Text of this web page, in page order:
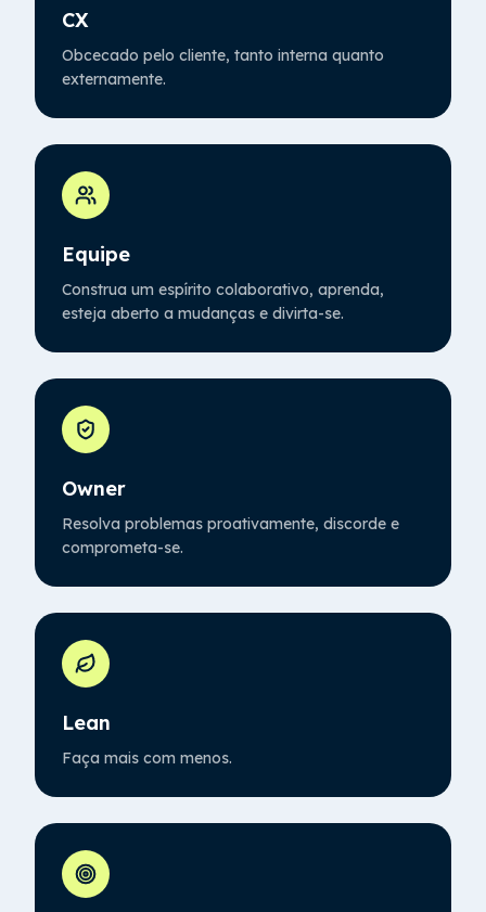
CX
Obcecado pelo cliente, tanto interna quanto
externamente.
Equipe
Construa um espírito colaborativo, aprenda,
esteja aberto a mudanças e divirta-se.
Owner
Resolva problemas proativamente, discorde e
comprometa-se.
Lean
Faça mais com menos.